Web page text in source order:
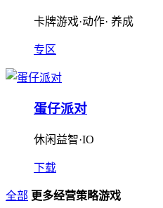
卡牌游戏·动作· 养成
专区
蛋仔派对
休闲益智·IO
下载
全部 更多经营策略游戏